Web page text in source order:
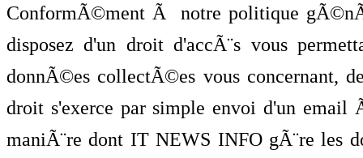
ConformÃ©ment Ã notre politique
disposez d'un droit d'accÃ¨s vous
donnÃ©es collectÃ©es vous concernant,
droit s'exerce par simple envoi d'un
maniÃ¨re dont IT NEWS INFO gÃ¨re les